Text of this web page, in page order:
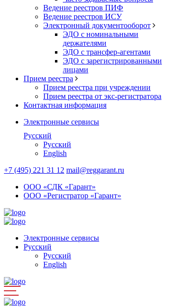
Ведение реестров ПИФ
Ведение реестров ИСУ
Электронный документооборот
ЭДО с номинальными
держателями
ЭДО с трансфер-агентами
ЭДО с зарегистрированными
лицами
Прием реестра
Прием реестра при учреждении
Прием реестра от экс-регистратора
Контактная информация
Электронные сервисы
Русский
Русский
English
+7 (495) 221 31 12 mail@reggarant.ru
ООО «СДК «Гарант»
ООО «Регистратор «Гарант»
Электронные сервисы
Русский
Русский
English